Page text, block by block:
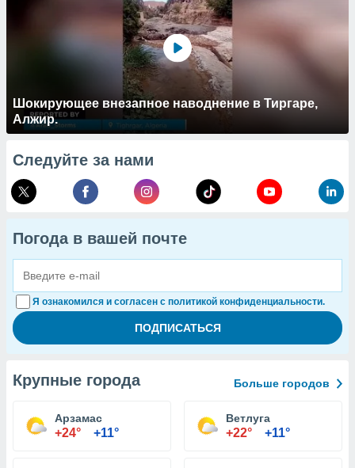
Шокирующее внезапное наводнение в Тиргаре,
Алжир.
Следуйте за нами
Погода в вашей почте
Я ознакомился и согласен с политикой конфиденциальности.
Крупные города Больше городов
Арзамас
+24° +11°
Ветлуга
+22° +11°